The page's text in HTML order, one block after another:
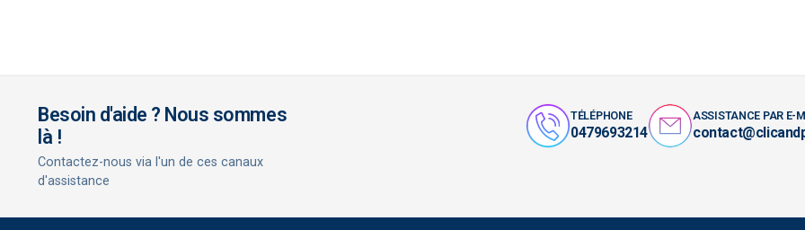
Besoin d'aide ? Nous sommes
là !
Contactez-nous via l'un de ces canaux
d'assistance
TÉLÉPHONE
0479693214
ASSISTANCE PAR E-